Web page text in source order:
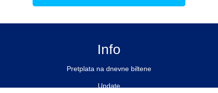
Info
Pretplata na dnevne biltene
Update